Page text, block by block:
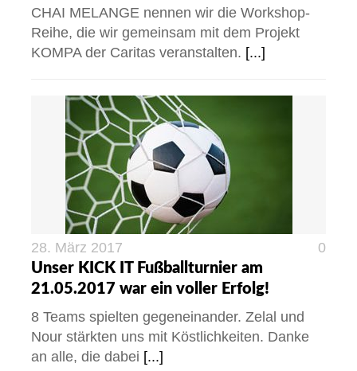
CHAI MELANGE nennen wir die Workshop-
Reihe, die wir gemeinsam mit dem Projekt
KOMPA der Caritas veranstalten. [...]
28. März 2017
0
Unser KICK IT Fußballturnier am
21.05.2017 war ein voller Erfolg!
8 Teams spielten gegeneinander. Zelal und
Nour stärkten uns mit Köstlichkeiten. Danke
an alle, die dabei [...]